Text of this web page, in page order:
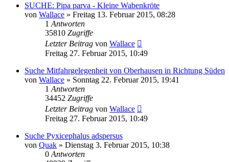
SUCHE: Pipa parva - Kleine Wabenkröte
von Wallace » Freitag 13. Februar 2015, 08:28
1 Antworten
35810 Zugriffe
Letzter Beitrag von Wallace
Freitag 27. Februar 2015, 10:49
Suche Mitfahrgelegenheit von Oberhausen in Richtung Süden
von Wallace » Sonntag 22. Februar 2015, 19:41
1 Antworten
34452 Zugriffe
Letzter Beitrag von Wallace
Freitag 27. Februar 2015, 10:49
Suche Pyxicephalus adspersus
von Quak » Dienstag 3. Februar 2015, 10:38
0 Antworten